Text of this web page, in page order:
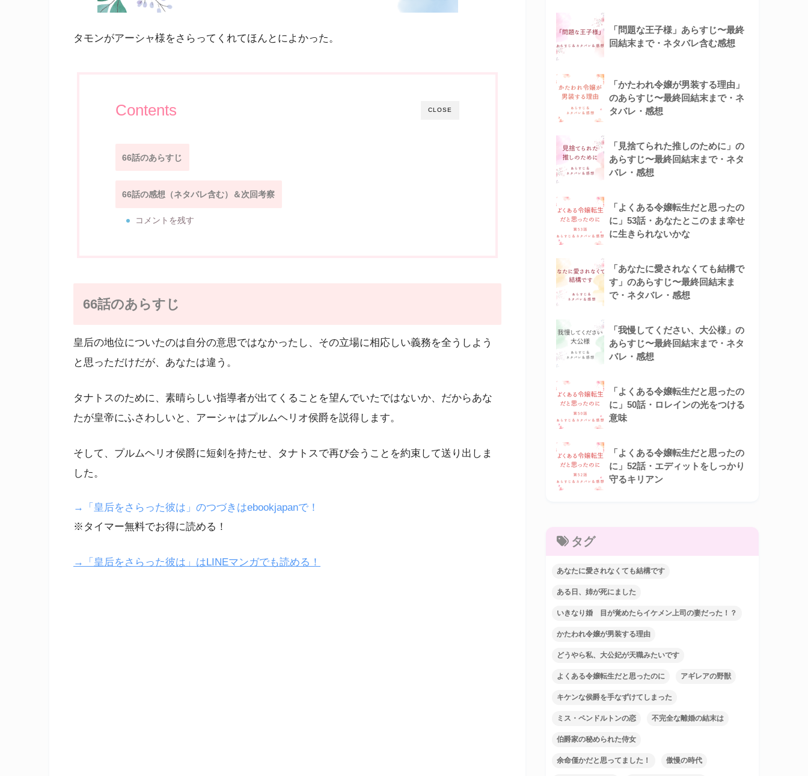
タモンがアーシャ様をさらってくれてほんとによかった。
CLOSE
Contents
66話のあらすじ
66話の感想（ネタバレ含む）＆次回考察
コメントを残す
66話のあらすじ
皇后の地位についたのは自分の意思ではなかったし、その立場に相応しい義務を全うしよう
と思っただけだが、あなたは違う。
タナトスのために、素晴らしい指導者が出てくることを望んでいたではないか、だからあな
たが皇帝にふさわしいと、アーシャはプルムヘリオ侯爵を説得します。
そして、プルムヘリオ侯爵に短剣を持たせ、タナトスで再び会うことを約束して送り出しま
した。
→「皇后をさらった彼は」のつづきはebookjapanで！
※タイマー無料でお得に読める！
→「皇后をさらった彼は」はLINEマンガでも読める！
「問題な王子様」あらすじ〜最終
回結末まで・ネタバレ含む感想
「かたわれ令嬢が男装する理由」
のあらすじ〜最終回結末まで・ネ
タバレ・感想
「見捨てられた推しのために」の
あらすじ〜最終回結末まで・ネタ
バレ・感想
「よくある令嬢転生だと思ったの
に」53話・あなたとこのまま幸せ
に生きられないかな
「あなたに愛されなくても結構で
す」のあらすじ〜最終回結末ま
で・ネタバレ・感想
「我慢してください、大公様」の
あらすじ〜最終回結末まで・ネタ
バレ・感想
「よくある令嬢転生だと思ったの
に」50話・ロレインの光をつける
意味
「よくある令嬢転生だと思ったの
に」52話・エディットをしっかり
守るキリアン
タグ
あなたに愛されなくても結構です
ある日、姉が死にました
いきなり婚 目が覚めたらイケメン上司の妻だった！？
かたわれ令嬢が男装する理由
どうやら私、大公妃が天職みたいです
よくある令嬢転生だと思ったのに アギレアの野獣
キケンな侯爵を手なずけてしまった
ミス・ペンドルトンの恋 不完全な離婚の結末は
伯爵家の秘められた侍女
余命僅かだと思ってました！ 傲慢の時代